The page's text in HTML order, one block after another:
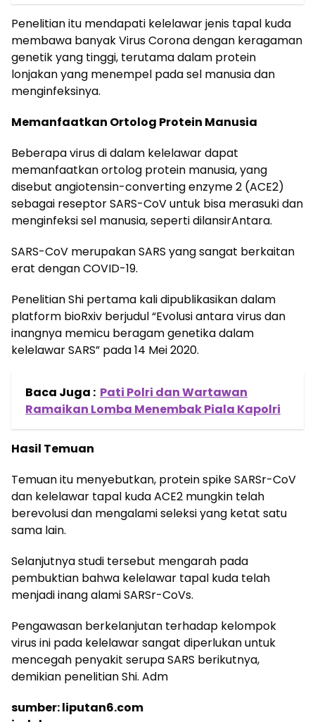
Penelitian itu mendapati kelelawar jenis tapal kuda
membawa banyak Virus Corona dengan keragaman
genetik yang tinggi, terutama dalam protein
lonjakan yang menempel pada sel manusia dan
menginfeksinya.
Memanfaatkan Ortolog Protein Manusia
Beberapa virus di dalam kelelawar dapat
memanfaatkan ortolog protein manusia, yang
disebut angiotensin-converting enzyme 2 (ACE2)
sebagai reseptor SARS-CoV untuk bisa merasuki dan
menginfeksi sel manusia, seperti dilansirAntara.
SARS-CoV merupakan SARS yang sangat berkaitan
erat dengan COVID-19.
Penelitian Shi pertama kali dipublikasikan dalam
platform bioRxiv berjudul “Evolusi antara virus dan
inangnya memicu beragam genetika dalam
kelelawar SARS” pada 14 Mei 2020.
Baca Juga : Pati Polri dan Wartawan
Ramaikan Lomba Menembak Piala Kapolri
Hasil Temuan
Temuan itu menyebutkan, protein spike SARSr-CoV
dan kelelawar tapal kuda ACE2 mungkin telah
berevolusi dan mengalami seleksi yang ketat satu
sama lain.
Selanjutnya studi tersebut mengarah pada
pembuktian bahwa kelelawar tapal kuda telah
menjadi inang alami SARSr-CoVs.
Pengawasan berkelanjutan terhadap kelompok
virus ini pada kelelawar sangat diperlukan untuk
mencegah penyakit serupa SARS berikutnya,
demikian penelitian Shi. Adm
sumber: liputan6.com